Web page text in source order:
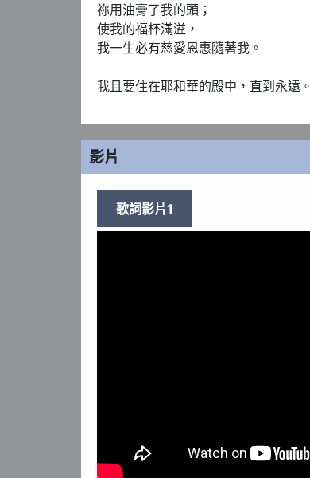
祢用油膏了我的頭；
使我的福杯滿溢，
我一生必有慈愛恩惠隨著我。
我且要住在耶和華的殿中，直到永遠。
影片
歌詞影片1